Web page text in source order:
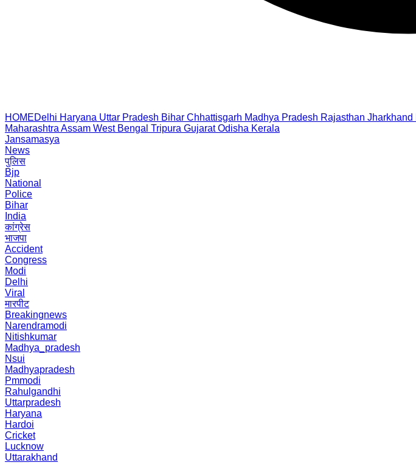
HOMEDelhi Haryana Uttar Pradesh Bihar Chhattisgarh Madhya Pradesh Rajasthan Jharkhand
Maharashtra Assam West Bengal Tripura Gujarat Odisha Kerala
Jansamasya
News
पुलिस
Bjp
National
Police
Bihar
India
कांग्रेस
भाजपा
Accident
Congress
Modi
Delhi
Viral
मारपीट
Breakingnews
Narendramodi
Nitishkumar
Madhya_pradesh
Nsui
Madhyapradesh
Pmmodi
Rahulgandhi
Uttarpradesh
Haryana
Hardoi
Cricket
Lucknow
Uttarakhand